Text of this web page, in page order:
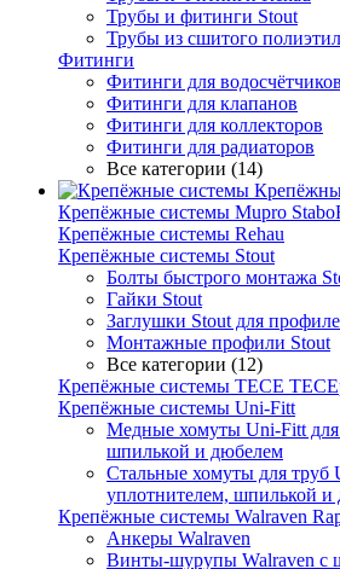
Трубы и фитинги Stout
Трубы из сшитого
Фитинги
Фитинги для водосчётчиков
Фитинги для клапанов
Фитинги для коллекторов
Фитинги для радиаторов
Все категории (14)
Крепёжные системы Mupro
Крепёжные системы Rehau
Крепёжные системы Stout
Болты быстрого монтажа
Гайки Stout
Заглушки Stout для
Монтажные профили Stout
Все категории (12)
Крепёжные системы TECE
Крепёжные системы Uni-Fitt
Медные хомуты Uni-Fitt
шпилькой и дюбелем
Стальные хомуты для труб
уплотнителем, шпилькой и
Крепёжные системы Walraven
Анкеры Walraven
Винты-шурупы Walraven с